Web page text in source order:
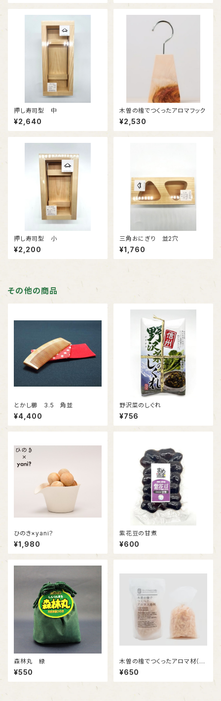
押し寿司型 中
¥2,640
木曽の檜でつくったアロマフック
¥2,530
押し寿司型 小
¥2,200
三角おにぎり 並2穴
¥1,760
その他の商品
とかし櫛 3.5 角並
¥4,400
野沢菜のしぐれ
¥756
ひのき×yani？
¥1,980
紫花豆の甘煮
¥600
森林丸 緑
¥550
木曽の檜でつくったアロマ材（入
浴剤）
¥650